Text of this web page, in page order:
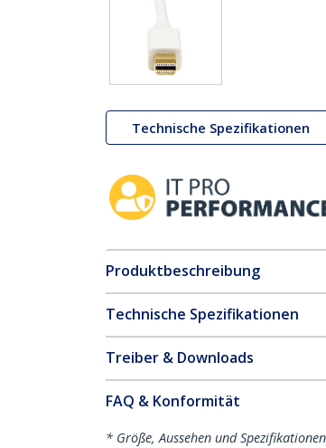
Technische Spezifikationen
Produktbeschreibung
Technische Spezifikationen
Treiber & Downloads
FAQ & Konformität
* Größe, Aussehen und